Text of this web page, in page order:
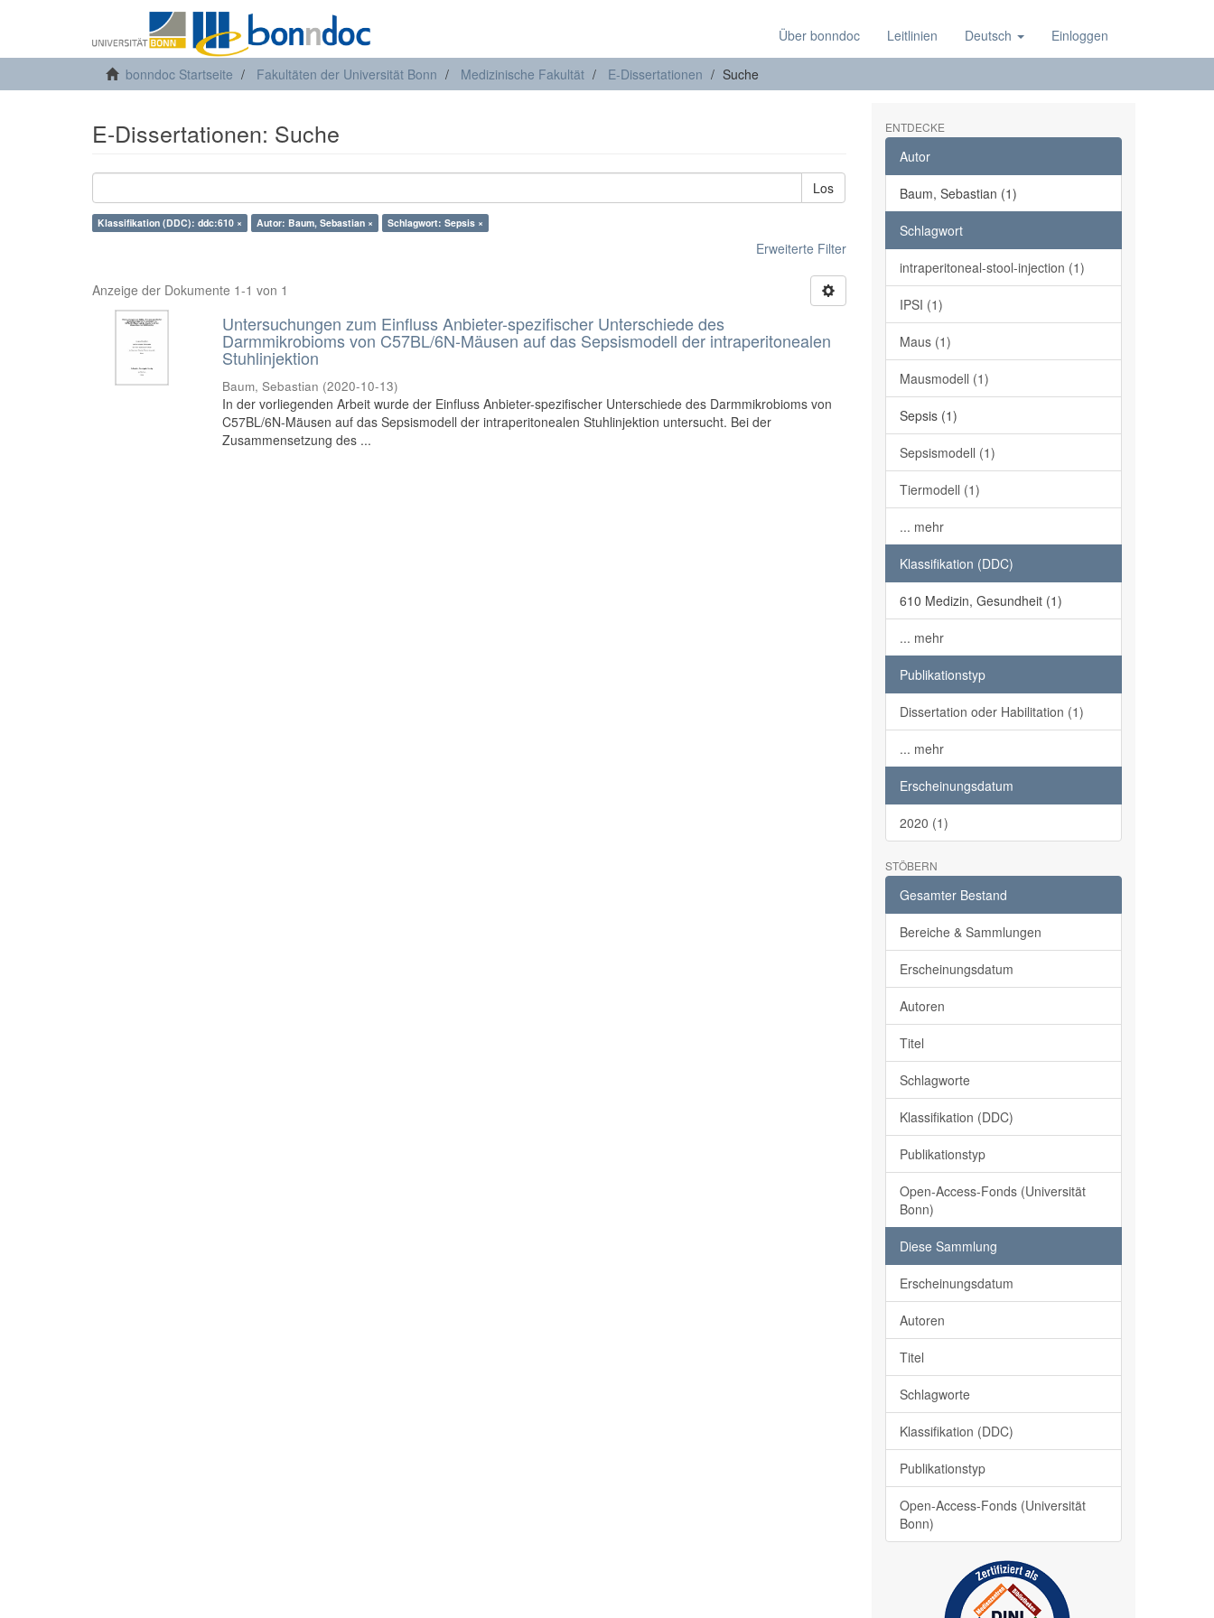
Über bonndoc Leitlinien Deutsch Einloggen
bonndoc Startseite Fakultäten der Universität Bonn Medizinische Fakultät E-Dissertationen Suche
E-Dissertationen: Suche
Los
Klassifikation (DDC): ddc:610 × Autor: Baum, Sebastian × Schlagwort: Sepsis ×
Erweiterte Filter
Anzeige der Dokumente 1-1 von 1
Untersuchungen zum Einfluss Anbieter-spezifischer Unterschiede des
Darmmikrobioms von C57BL/6N-Mäusen auf das Sepsismodell der intraperitonealen
Stuhlinjektion
Baum, Sebastian (2020-10-13)
In der vorliegenden Arbeit wurde der Einfluss Anbieter-spezifischer Unterschiede des Darmmikrobioms von
C57BL/6N-Mäusen auf das Sepsismodell der intraperitonealen Stuhlinjektion untersucht. Bei der
Zusammensetzung des ...
ENTDECKE
Autor
Baum, Sebastian (1)
Schlagwort
intraperitoneal-stool-injection (1)
IPSI (1)
Maus (1)
Mausmodell (1)
Sepsis (1)
Sepsismodell (1)
Tiermodell (1)
... mehr
Klassifikation (DDC)
610 Medizin, Gesundheit (1)
... mehr
Publikationstyp
Dissertation oder Habilitation (1)
... mehr
Erscheinungsdatum
2020 (1)
STÖBERN
Gesamter Bestand
Bereiche & Sammlungen
Erscheinungsdatum
Autoren
Titel
Schlagworte
Klassifikation (DDC)
Publikationstyp
Open-Access-Fonds (Universität
Bonn)
Diese Sammlung
Erscheinungsdatum
Autoren
Titel
Schlagworte
Klassifikation (DDC)
Publikationstyp
Open-Access-Fonds (Universität
Bonn)